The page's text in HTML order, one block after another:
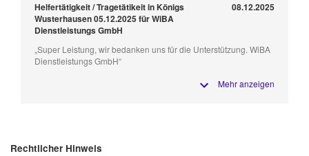
Helfertätigkeit / Tragetätikeit in Königs
Wusterhausen 05.12.2025 für WiBA
Dienstleistungs GmbH
08.12.2025
„Super Leistung, wir bedanken uns für die Unterstützung. WiBA
Dienstleistungs GmbH“
Mehr anzeigen
Rechtlicher Hinweis